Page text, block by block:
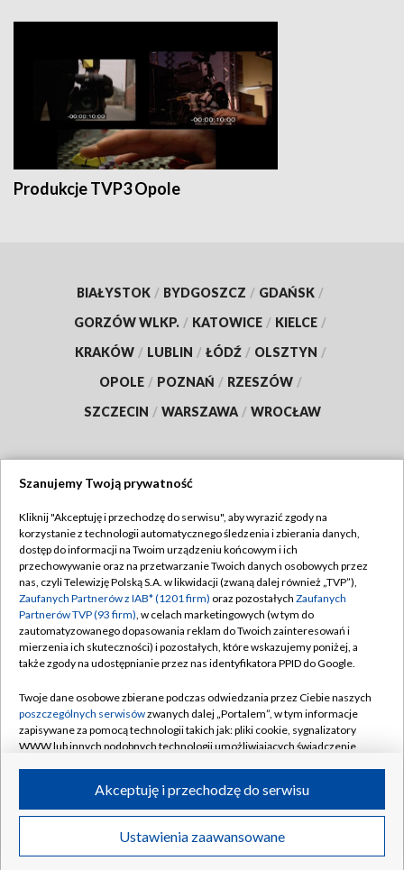
Produkcje TVP3 Opole
BIAŁYSTOK / BYDGOSZCZ / GDAŃSK /
GORZÓW WLKP. / KATOWICE / KIELCE /
KRAKÓW / LUBLIN / ŁÓDŹ / OLSZTYN /
OPOLE / POZNAŃ / RZESZÓW /
SZCZECIN / WARSZAWA / WROCŁAW
TVP
Abonament TVP
Emisja w TVP
Centrum informacji TVP
Naziemna Telewizja Cyfrowa
Rada Programowa
System NOS
Informacje o nadawcy
Program dla prasy
Ogłoszenie przetargowe
Regulamin TVP
Polityka prywatności
Moje zgody
Pomoc
Kontakt
Kanały
©2026 Telewizja Polska S.A. w likwidacji
Szanujemy Twoją prywatność
Kliknij "Akceptuję i przechodzę do serwisu", aby wyrazić zgody na
korzystanie z technologii automatycznego śledzenia i zbierania danych,
dostęp do informacji na Twoim urządzeniu końcowym i ich
przechowywanie oraz na przetwarzanie Twoich danych osobowych przez
nas, czyli Telewizję Polską S.A. w likwidacji (zwaną dalej również „TVP”),
Zaufanych Partnerów z IAB* (1201 firm) oraz pozostałych Zaufanych
Partnerów TVP (93 firm), w celach marketingowych (w tym do
zautomatyzowanego dopasowania reklam do Twoich zainteresowań i
mierzenia ich skuteczności) i pozostałych, które wskazujemy poniżej, a
także zgody na udostępnianie przez nas identyfikatora PPID do Google.
Twoje dane osobowe zbierane podczas odwiedzania przez Ciebie naszych
poszczególnych serwisówzwanych dalej „Portalem”, w tym informacje
zapisywane za pomocą technologii takich jak: pliki cookie, sygnalizatory
WWW lub innych podobnych technologii umożliwiających świadczenie
ruchu w Internecie.
Twoje dane osobowe zbierane podczas odwiedzania przez Ciebie
poszczególnych serwisówna Portalu, takie jak adresy IP, identyfikatory
Ustawienia zaawansowane
Akceptuję i przechodzę do serwisu